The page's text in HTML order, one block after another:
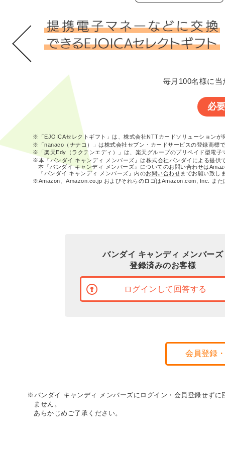
毎月100名様に
必
※「EJOICAセレクトギフト」は、株式会社NTTカードソリューションが
※「nanaco（ナナコ）」は株式会社セブン・カードサービスの登録商標
※「楽天Edy（ラクテンエディ）」は、楽天グループのプリペイド型電子
※本『バンダイ キャンディ メンバーズ』は株式会社バンダイによる提供
本『バンダイ キャンディ メンバーズ』についてのお問い合わせは
『バンダイ キャンディ メンバーズ』内のお問い合わせまでお願い致し
※Amazon、Amazon.co.jp およびそれらのロゴはAmazon.com, Inc. また
バンダイ キャンディ メンバーズ
登録済みのお客様
ログインして回答する
会員登録
※バンダイ キャンディ メンバーズにログイン・会員登録せず
ません。
あらかじめご了承ください。